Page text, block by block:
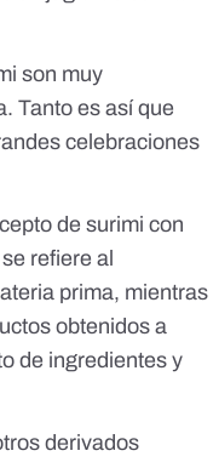
son muy
Tanto es así que
celebraciones
de surimi con
refiere al
prima, mientras
obtenidos a
de ingredientes y
derivados